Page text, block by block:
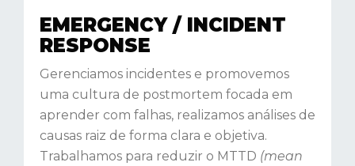
EMERGENCY / INCIDENT
RESPONSE
Gerenciamos incidentes e promovemos
uma cultura de postmortem focada em
aprender com falhas, realizamos análises de
causas raiz de forma clara e objetiva.
Trabalhamos para reduzir o MTTD (mean